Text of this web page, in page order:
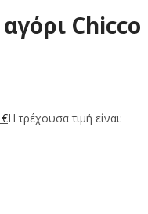
Chicco
€Η τρέχουσα τιμή είναι: